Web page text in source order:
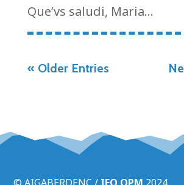
Que’vs saludi, Maria…
« Older Entries